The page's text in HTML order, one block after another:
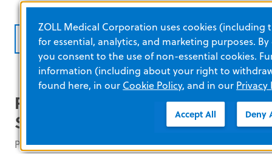
PRODUKTREGISTRIERUNG
Preisgekrönter technischer
Support
Profitieren Sie von der außergewöhnlichen
ZOLL Medical Corporation uses cookies (including
for essential, analytics, and marketing purposes. By
you consent to the use of non-essential cookies.
information (including about your right to
found here, in our Cookie Policy, and in our Privacy
Accept All Deny